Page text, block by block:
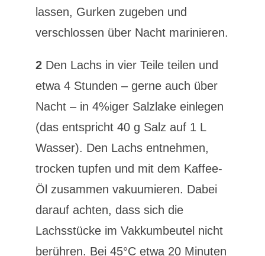
lassen, Gurken zugeben und
verschlossen über Nacht marinieren.
2Den Lachs in vier Teile teilen und
etwa 4 Stunden – gerne auch über
Nacht – in 4%iger Salzlake einlegen
(das entspricht 40 g Salz auf 1 L
Wasser). Den Lachs entnehmen,
trocken tupfen und mit dem Kaffee-
Öl zusammen vakuumieren. Dabei
darauf achten, dass sich die
Lachsstücke im Vakkumbeutel nicht
berühren. Bei 45°C etwa 20 Minuten